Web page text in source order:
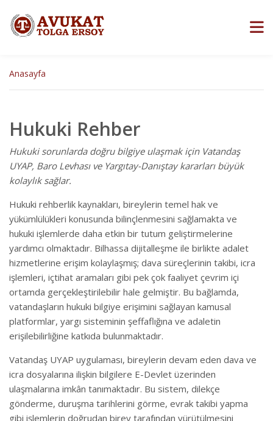
Anasayfa
Hukuki Rehber
Hukuki sorunlarda doğru bilgiye ulaşmak için Vatandaş
UYAP, Baro Levhası ve Yargıtay-Danıştay kararları büyük
kolaylık sağlar.
Hukuki rehberlik kaynakları, bireylerin temel hak ve
yükümlülükleri konusunda bilinçlenmesini sağlamakta ve
hukuki işlemlerde daha etkin bir tutum geliştirmelerine
yardımcı olmaktadır. Bilhassa dijitalleşme ile birlikte adalet
hizmetlerine erişim kolaylaşmış; dava süreçlerinin takibi, icra
işlemleri, içtihat aramaları gibi pek çok faaliyet çevrim içi
ortamda gerçekleştirilebilir hale gelmiştir. Bu bağlamda,
vatandaşların hukuki bilgiye erişimini sağlayan kamusal
platformlar, yargı sisteminin şeffaflığına ve adaletin
erişilebilirliğine katkıda bulunmaktadır.
Vatandaş UYAP uygulaması, bireylerin devam eden dava ve
icra dosyalarına ilişkin bilgilere E-Devlet üzerinden
ulaşmalarına imkân tanımaktadır. Bu sistem, dilekçe
gönderme, duruşma tarihlerini görme, evrak takibi yapma
gibi işlemlerin doğrudan birey tarafından yürütülmesini